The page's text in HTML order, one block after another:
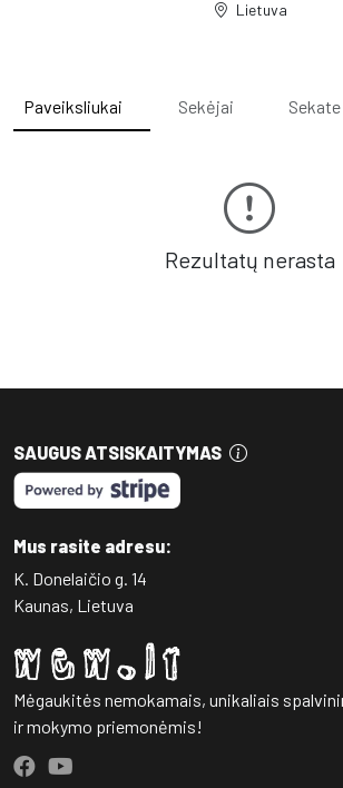
Lietuva
Paveiksliukai Sekėjai Sekate
Rezultatų nerasta
SAUGUS ATSISKAITYMAS
Mus rasite adresu:
K. Donelaičio g. 14
Kaunas, Lietuva
Mėgaukitės nemokamais, unikaliais
ir mokymo priemonėmis!